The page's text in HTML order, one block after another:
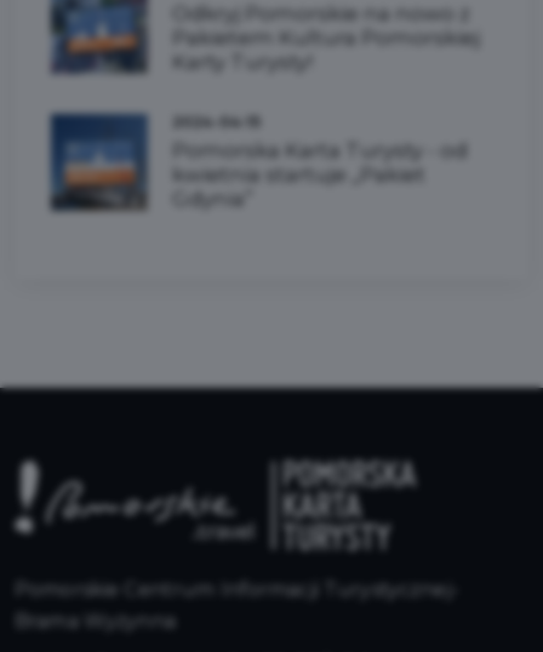
Odkryj Pomorskie na nowo z
Pakietem Kultura Pomorskiej
Karty Turysty!
Pomorska Karta Turysty - od
kwietnia startuje „Pakiet
Gdynia”
Pomorskie Centrum Informacji Turystycznej-
Brama Wyżynna